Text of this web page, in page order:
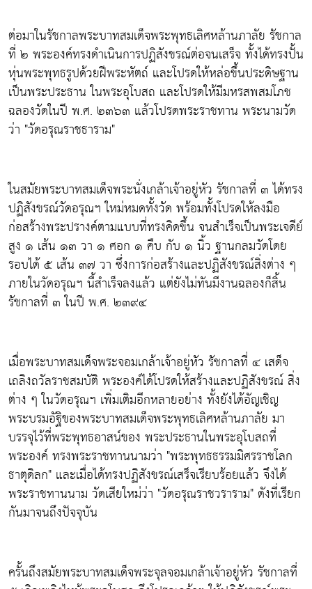
ต่อมาในรัชกาลพระบาทสมเด็จพระพุทธเลิศหล้านภาลัย รัชกาล
ที่ ๒ พระองค์ทรงดำเนินการปฏิสังขรณ์ต่อจนเสร็จ ทั้งได้ทรงปั้น
หุ่นพระพุทธรูปด้วยฝีพระหัตถ์ และโปรดให้หล่อขึ้นประดิษฐาน
เป็นพระประธาน ในพระอุโบสถ และโปรดให้มีมหรสพสมโภช
ฉลองวัดในปี พ.ศ. ๒๓๖๓ แล้วโปรดพระราชทาน พระนามวัด
ว่า "วัดอรุณราชธาราม"
ในสมัยพระบาทสมเด็จพระนั่งเกล้าเจ้าอยู่หัว รัชกาลที่ ๓ ได้ทรง
ปฏิสังขรณ์วัดอรุณฯ ใหม่หมดทั้งวัด พร้อมทั้งโปรดให้ลงมือ
ก่อสร้างพระปรางค์ตามแบบที่ทรงคิดขึ้น จนสำเร็จเป็นพระเจดีย์
สูง ๑ เส้น ๑๓ วา ๑ ศอก ๑ คืบ กับ ๑ นิ้ว ฐานกลมวัดโดย
รอบได้ ๕ เส้น ๓๗ วา ซึ่งการก่อสร้างและปฏิสังขรณ์สิ่งต่าง ๆ
ภายในวัดอรุณฯ นี้สำเร็จลงแล้ว แต่ยังไม่ทันมีงานฉลองก็สิ้น
รัชกาลที่ ๓ ในปี พ.ศ. ๒๓๙๔
เมื่อพระบาทสมเด็จพระจอมเกล้าเจ้าอยู่หัว รัชกาลที่ ๔ เสด็จ
เถลิงถวัลราชสมบัติ พระองค์ได้โปรดให้สร้างและปฏิสังขรณ์ สิ่ง
ต่าง ๆ ในวัดอรุณฯ เพิ่มเติมอีกหลายอย่าง ทั้งยังได้อัญเชิญ
พระบรมอัฐิของพระบาทสมเด็จพระพุทธเลิศหล้านภาลัย มา
บรรจุไว้ที่พระพุทธอาสน์ของ พระประธานในพระอุโบสถที่
พระองค์ ทรงพระราชทานนามว่า "พระพุทธธรรมมิศรราชโลก
ธาตุดิลก" และเมื่อได้ทรงปฏิสังขรณ์เสร็จเรียบร้อยแล้ว จึงได้
พระราชทานนาม วัดเสียใหม่ว่า "วัดอรุณราชวราราม" ดังที่เรียก
กันมาจนถึงปัจจุบัน
ครั้นถึงสมัยพระบาทสมเด็จพระจุลจอมเกล้าเจ้าอยู่หัว รัชกาลที่